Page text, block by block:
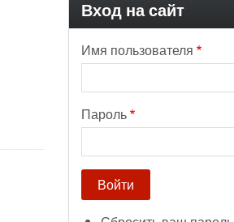
Вход на сайт
Имя пользователя
Пароль